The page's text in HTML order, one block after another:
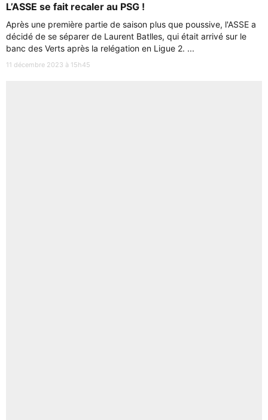
L’ASSE se fait recaler au PSG !
Après une première partie de saison plus que poussive, l'ASSE a
décidé de se séparer de Laurent Batlles, qui était arrivé sur le
banc des Verts après la relégation en Ligue 2. ...
11 décembre 2023 à 15h45